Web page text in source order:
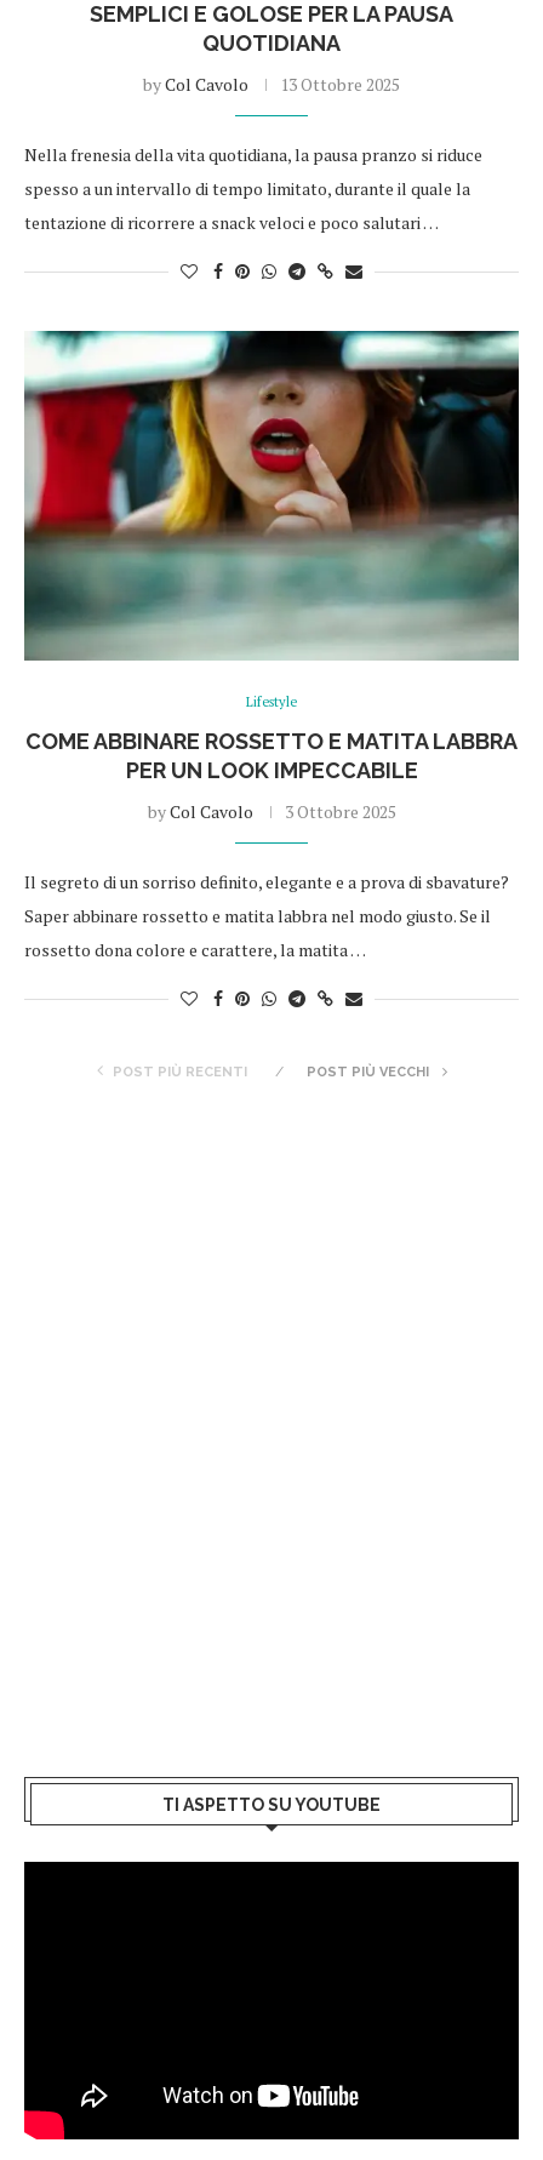
SEMPLICI E GOLOSE PER LA PAUSA
QUOTIDIANA
byCol Cavolo 13 Ottobre 2025
Nella frenesia della vita quotidiana, la pausa pranzo si riduce
spesso a un intervallo di tempo limitato, durante il quale la
tentazione di ricorrere a snack veloci e poco salutari …
Lifestyle
COME ABBINARE ROSSETTO E MATITA LABBRA
PER UN LOOK IMPECCABILE
byCol Cavolo 3 Ottobre 2025
Il segreto di un sorriso definito, elegante e a prova di sbavature?
Saper abbinare rossetto e matita labbra nel modo giusto. Se il
rossetto dona colore e carattere, la matita …
POST PIÙ RECENTI POST PIÙ VECCHI
TI ASPETTO SU YOUTUBE